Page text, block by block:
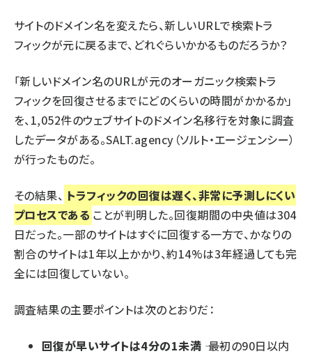
サイトのドメイン名を変えたら、新しいURLで検索トラ
フィックが元に戻るまで、どれぐらいかかるものだろうか？
「新しいドメイン名のURLが元のオーガニック検索トラ
フィックを回復させるまでにどのくらいの時間がかかるか」
を、1,052件のウェブサイトのドメイン名移行を対象に調査
したデータがある。SALT.agency（ソルト・エージェンシー）
が行ったものだ。
その結果、 トラフィックの回復は遅く、非常に予測しにくい
プロセスである ことが判明した。回復期間の中央値は304
日だった。一部のサイトはすぐに回復する一方で、かなりの
割合のサイトは1年以上かかり、約14%は3年経過しても完
全には回復していない。
調査結果の主要ポイントは次のとおりだ：
回復が早いサイトは4分の1未満 ―― 最初の90日以内